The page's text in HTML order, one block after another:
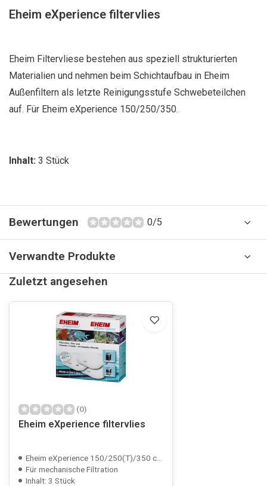
Eheim eXperience filtervlies
Eheim Filtervliese bestehen aus speziell strukturierten
Materialien und nehmen beim Schichtaufbau in Eheim
Außenfiltern als letzte Reinigungsstufe Schwebeteilchen
auf. Für Eheim eXperience 150/250/350.
Inhalt: 3 Stück
Bewertungen 0/5
Verwandte Produkte
Zuletzt angesehen
(0)
Eheim eXperience filtervlies
Eheim eXperience 150/250(T)/350 compatible
Für mechanische Filtration
Inhalt: 3 Stück